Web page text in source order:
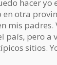
hacer yo
otra
mis padres.
país, pero a
sitios.